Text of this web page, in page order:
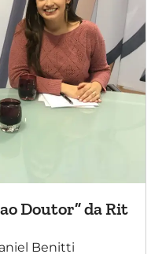
Doutor” da Rit
Benitti